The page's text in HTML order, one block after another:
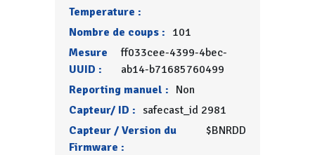
Temperature :
Nombre de coups : 101
Mesure
UUID :
ff033cee-4399-4bec-
ab14-b71685760499
Reporting manuel : Non
Capteur/ ID : safecast_id 2981
Capteur / Version du
Firmware :
$BNRDD